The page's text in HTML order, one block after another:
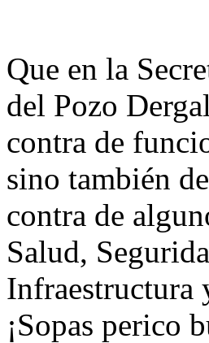
Que en la
del Pozo
contra de
sino también
contra de
Salud,
Infraestructura
¡Sopas perico